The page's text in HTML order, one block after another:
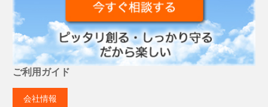
ご利用ガイド
会社情報